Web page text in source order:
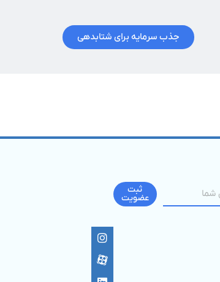
جذب سرمایه برای شتابدهی
ثبت
عضویت